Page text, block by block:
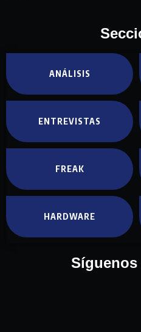
ANÁLISIS
ENTREVISTAS
FREAK
HARDWARE
Síguenos